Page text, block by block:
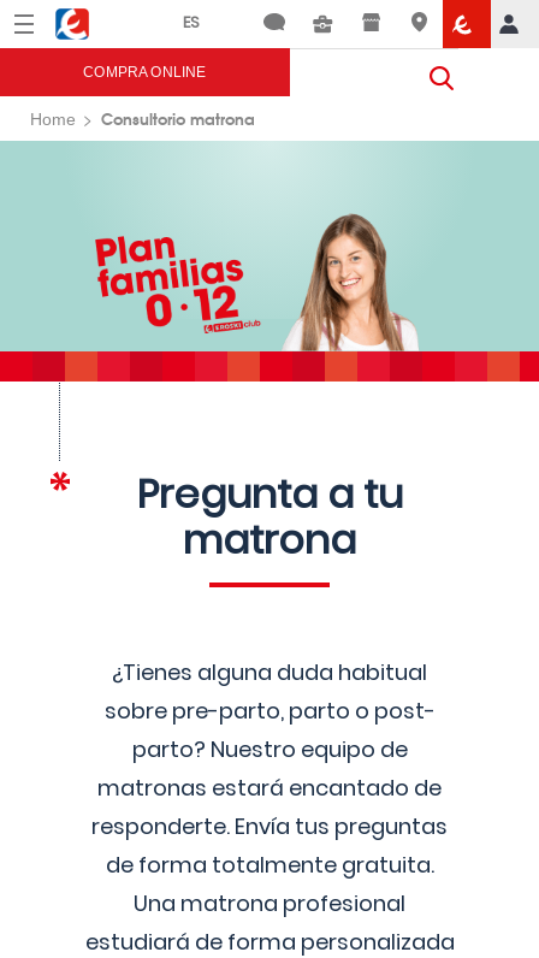
Menú Eroski
COMPRA ONLINE
Home Consultorio matrona
Pregunta a tu
matrona
¿Tienes alguna duda habitual
sobre pre-parto, parto o post-
parto? Nuestro equipo de
matronas estará encantado de
responderte. Envía tus preguntas
de forma totalmente gratuita.
Una matrona profesional
estudiará de forma personalizada